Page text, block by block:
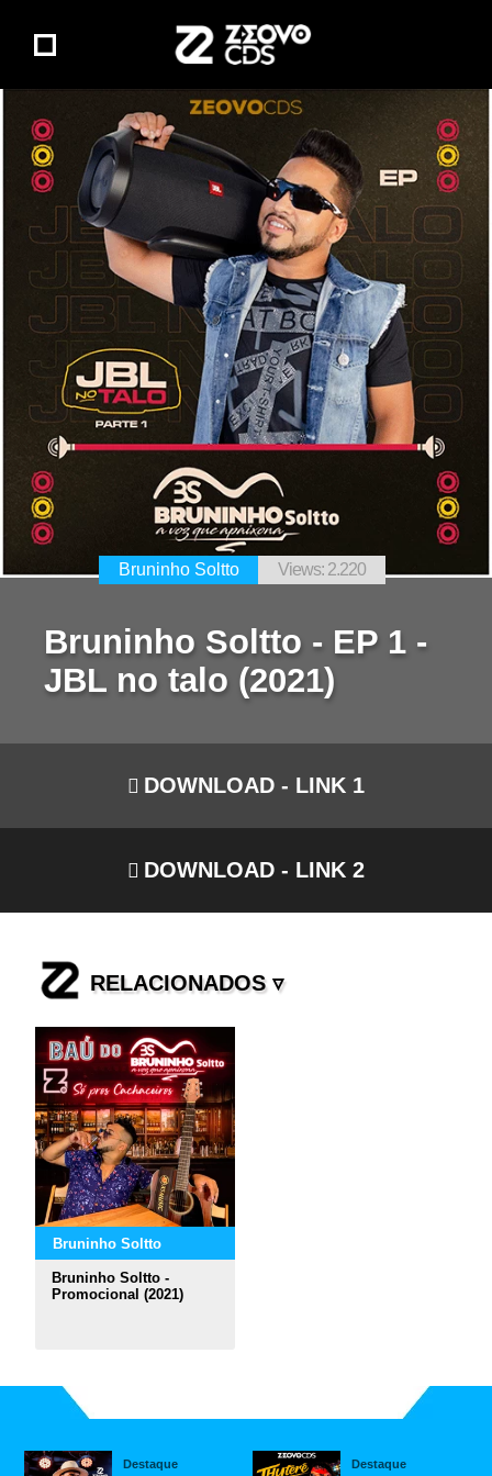
Bruninho Soltto - EP 1 -
JBL no talo (2021)
Bruninho Soltto Views: 2.220
DOWNLOAD - LINK 1
DOWNLOAD - LINK 2
RELACIONADOS ▿
Bruninho Soltto
Bruninho Soltto -
Promocional (2021)
Destaque Destaque